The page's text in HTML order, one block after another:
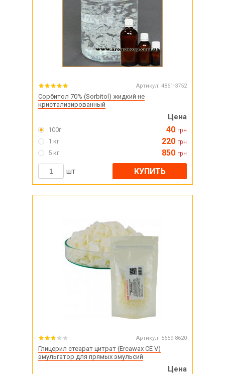
Артикул: 4861-3752
Сорбитол 70% (Sorbitol) жидкий не
кристализированный
Цена
100г 40 грн
1 кг 220 грн
5 кг 850 грн
шт КУПИТЬ
Артикул: 5659-8620
Глицерил стеарат цитрат (Ercawax CE V)
эмульгатор для прямых эмульсий
Цена